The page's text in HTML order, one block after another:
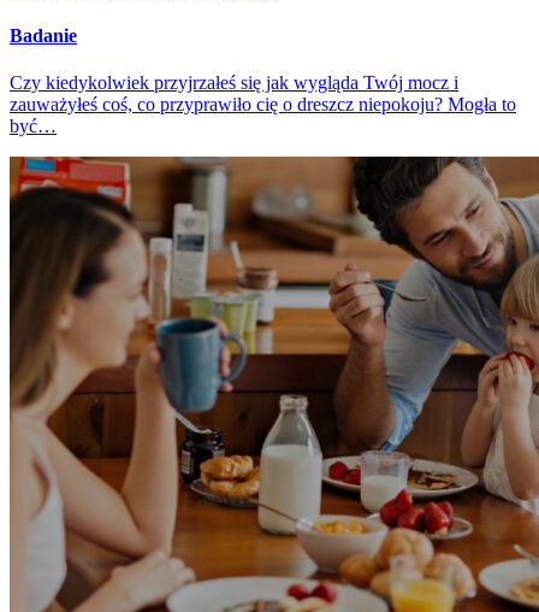
Badanie
Czy kiedykolwiek przyjrzałeś się jak wygląda Twój mocz i
zauważyłeś coś, co przyprawiło cię o dreszcz niepokoju? Mogła to
być…